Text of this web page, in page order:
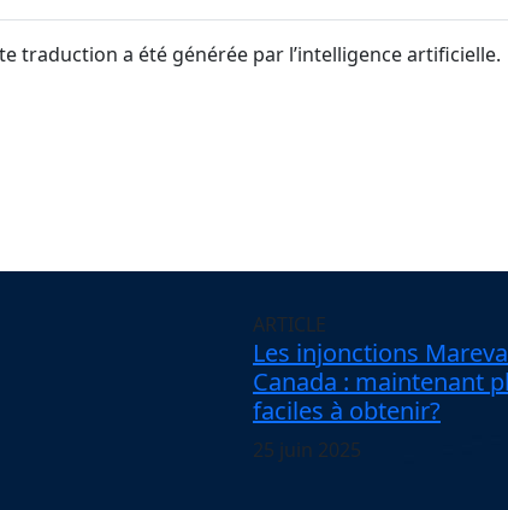
traduction a été générée par l’intelligence artificielle.
ARTICLE
Les injonctions
Canada : maintenant
faciles à obtenir?
25 juin 2025